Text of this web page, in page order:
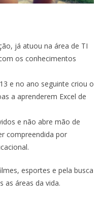
já atuou na área de TI
os conhecimentos
e no ano seguinte criou o
a aprenderem Excel de
e não abre mão de
compreendida por
esportes e pela busca
as áreas da vida.